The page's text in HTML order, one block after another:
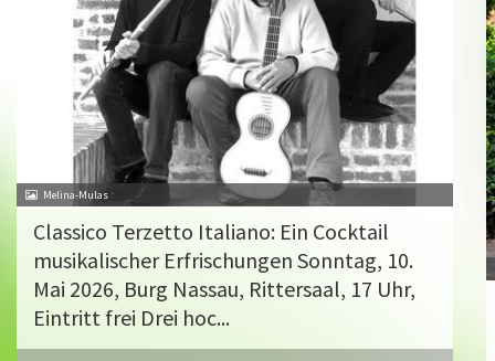
Melina-Mulas
Classico Terzetto Italiano: Ein Cocktail
musikalischer Erfrischungen Sonntag, 10.
Mai 2026, Burg Nassau, Rittersaal, 17 Uhr,
Eintritt frei Drei hoc...